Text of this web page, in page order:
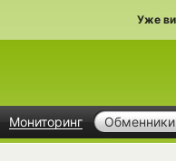
Уже
Мониторинг Обменники